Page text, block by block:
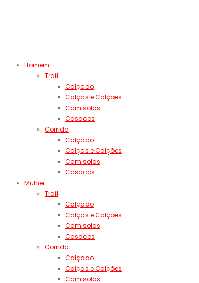
Homem
Trail
Calçado
Calças e Calções
Camisolas
Casacos
Corrida
Calçado
Calças e Calções
Camisolas
Casacos
Mulher
Trail
Calçado
Calças e Calções
Camisolas
Casacos
Corrida
Calçado
Calças e Calções
Camisolas